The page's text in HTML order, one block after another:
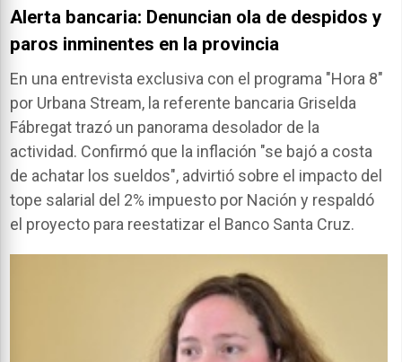
Alerta bancaria: Denuncian ola de despidos y
paros inminentes en la provincia
En una entrevista exclusiva con el programa "Hora 8"
por Urbana Stream, la referente bancaria Griselda
Fábregat trazó un panorama desolador de la
actividad. Confirmó que la inflación "se bajó a costa
de achatar los sueldos", advirtió sobre el impacto del
tope salarial del 2% impuesto por Nación y respaldó
el proyecto para reestatizar el Banco Santa Cruz.